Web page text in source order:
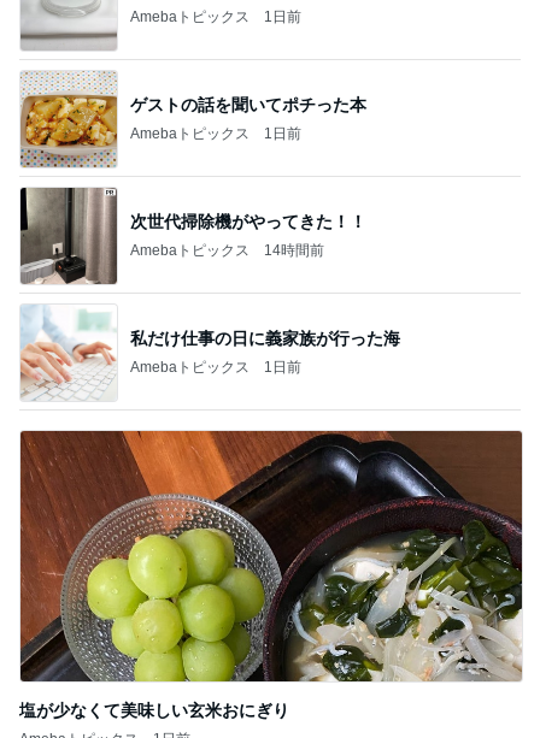
Amebaトピックス 1日前
ゲストの話を聞いてポチった本
Amebaトピックス 1日前
次世代掃除機がやってきた！！
Amebaトピックス 14時間前
私だけ仕事の日に義家族が行った海
Amebaトピックス 1日前
塩が少なくて美味しい玄米おにぎり